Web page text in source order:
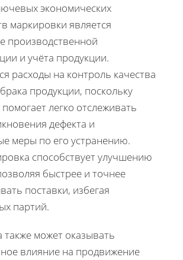
экономических
маркировки является
производственной
и учёта продукции.
расходы на контроль качества
продукции, поскольку
легко отслеживать
дефекта и
меры по его устранению.
способствует улучшению
быстрее и точнее
поставки, избегая
партий.
может оказывать
влияние на продвижение